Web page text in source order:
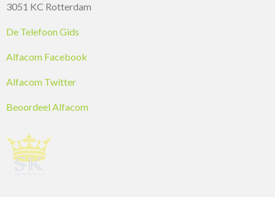
3051 KC Rotterdam
De Telefoon Gids
Alfacom Facebook
Alfacom Twitter
Beoordeel Alfacom